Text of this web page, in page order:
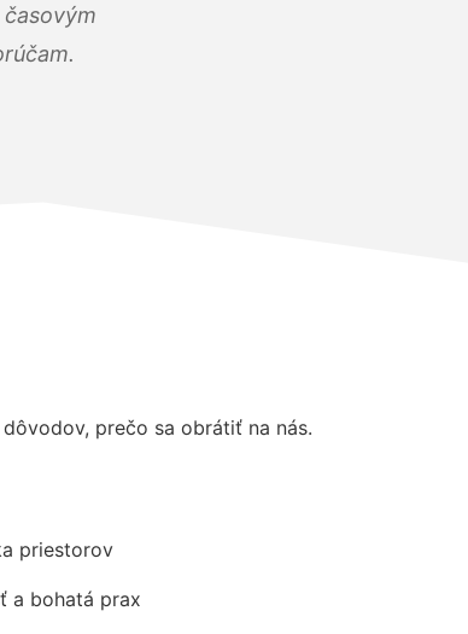
prečo sa obrátiť na nás.
priestorov
a bohatá prax